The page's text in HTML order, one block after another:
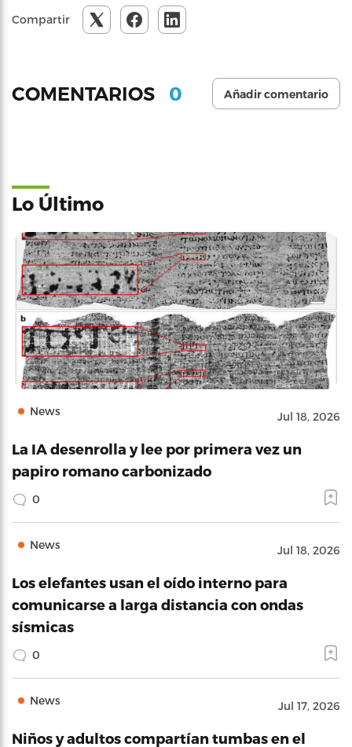
Compartir
COMENTARIOS 0 Añadir comentario
Lo Último
News Jul 18, 2026
La IA desenrolla y lee por primera vez un
papiro romano carbonizado
0
News Jul 18, 2026
Los elefantes usan el oído interno para
comunicarse a larga distancia con ondas
sísmicas
0
News Jul 17, 2026
Niños y adultos compartían tumbas en el